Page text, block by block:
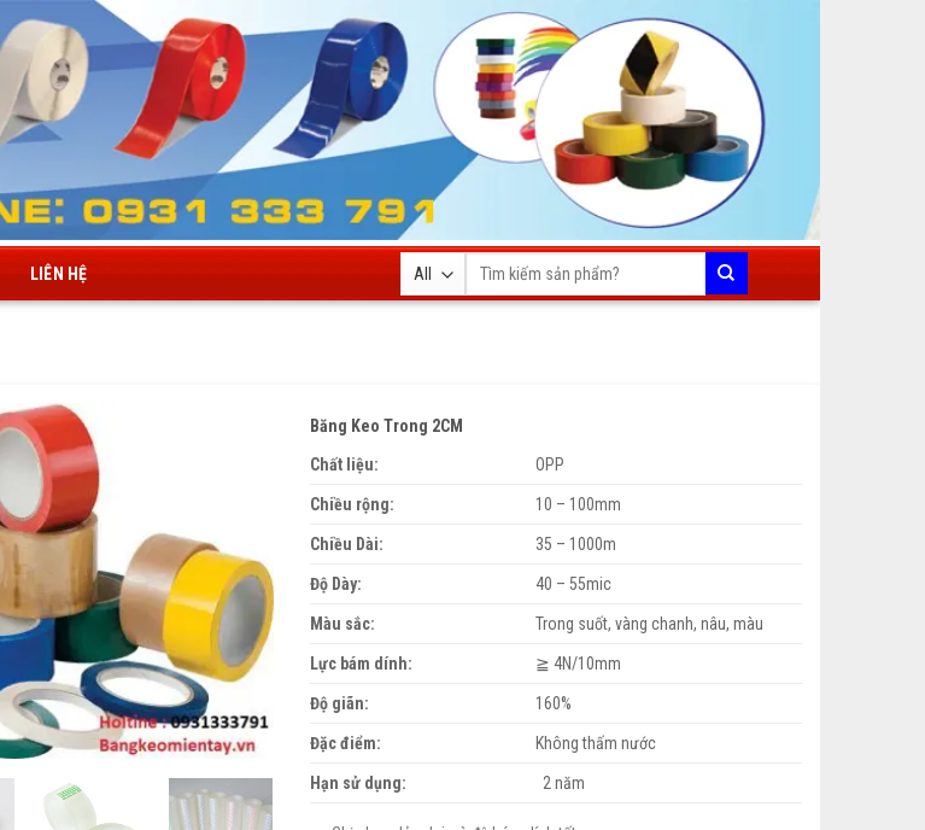
LIÊN HỆ
Tìm
kiếm:
Băng Keo Trong 2CM
Chất liệu:
OPP
Chiều rộng: 10 – 100mm
Chiều Dài: 35 – 1000m
Độ Dày: 40 – 55mic
Màu sắc: Trong suốt, vàng chanh, nâu, màu
Lực bám dính: ≧ 4N/10mm
Độ giãn: 160%
Đặc điểm: Không thấm nước
Hạn sử dụng: 2 năm